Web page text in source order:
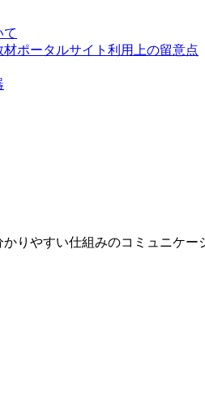
て
ポータルサイト利用上の留意点
りやすい仕組みのコミュニケー